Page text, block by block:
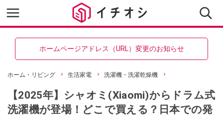
ホームページアドレス（URL）変更のお知らせ
ホーム・リビング 生活家電 洗濯機・洗濯乾燥機
【2025年】シャオミ(Xiaomi)からドラム式
洗濯機が登場！どこで買える？日本での発